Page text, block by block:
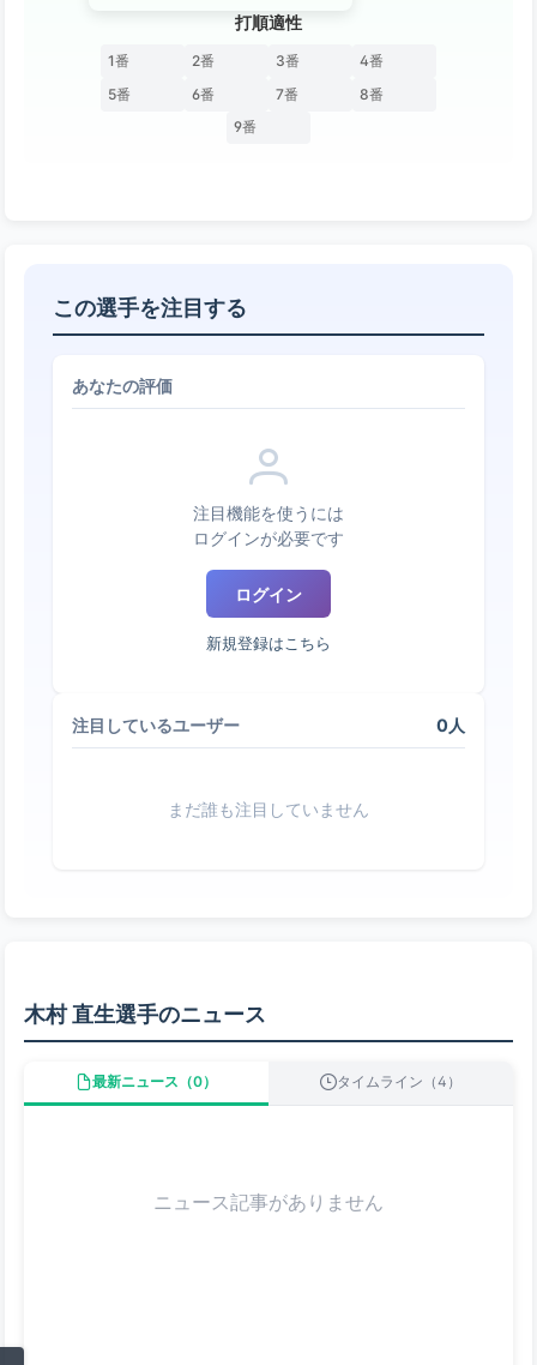
打順適性
1番 2番 3番
4番
5番
6番 7番
8番
9番
この選手を注目する
あなたの評価
注目機能を使うには
ログインが必要です
ログイン
新規登録はこちら
注目しているユーザー 0人
まだ誰も注目していません
木村 直生選手のニュース
最新ニュース（0） タイムライン（4）
ニュース記事がありません